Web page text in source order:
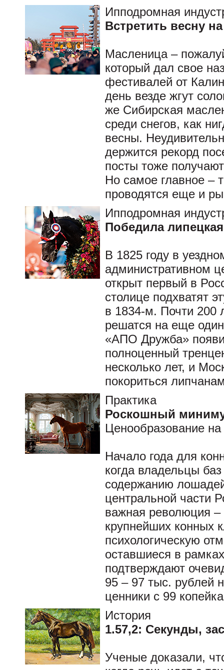
Ипподромная
Встретить весну
Масленица –
который дал свое
фестивалей от
день везде жгут
же Сибирская
среди снегов, как
весны.
держится рекорд
посты тоже
Но самое главное –
проводятся еще и
Ипподромная
Победила
В 1825 году в
административном
открыт первый в
столице подхватят
в 1834-м. Почти 200
решатся на еще
«АПО Дружба»
полноценный
несколько лет, и
покориться
Практика
Роскошный
Ценообразование на
Начало года для
когда владельцы
содержанию
центральной части
важная революция –
крупнейших конных
психологическую
оставшиеся в
подтверждают
95 – 97 тыс. рублей
ценники с 99
История
1.57,2: Секунды,
Ученые доказали,